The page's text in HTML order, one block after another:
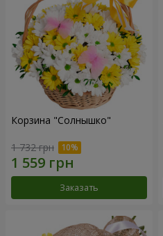
Корзина "Солнышко"
1 732 грн
Заказать